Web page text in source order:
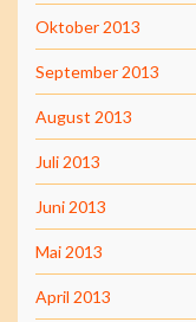
Oktober 2013
September 2013
August 2013
Juli 2013
Juni 2013
Mai 2013
April 2013